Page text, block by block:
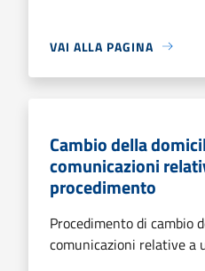
VAI ALLA PAGINA
Cambio della
comunicazioni
procedimento
Procedimento di cambio
comunicazioni relative a